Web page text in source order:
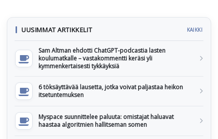
UUSIMMAT ARTIKKELIT KAIKKI
Sam Altman ehdotti ChatGPT-podcastia lasten
koulumatkalle – vastakommentti keräsi yli
kymmenkertaisesti tykkäyksiä
6 töksäyttävää lausetta, jotka voivat paljastaa heikon
itsetuntemuksen
Myspace suunnittelee paluuta: omistajat haluavat
haastaa algoritmien hallitseman somen